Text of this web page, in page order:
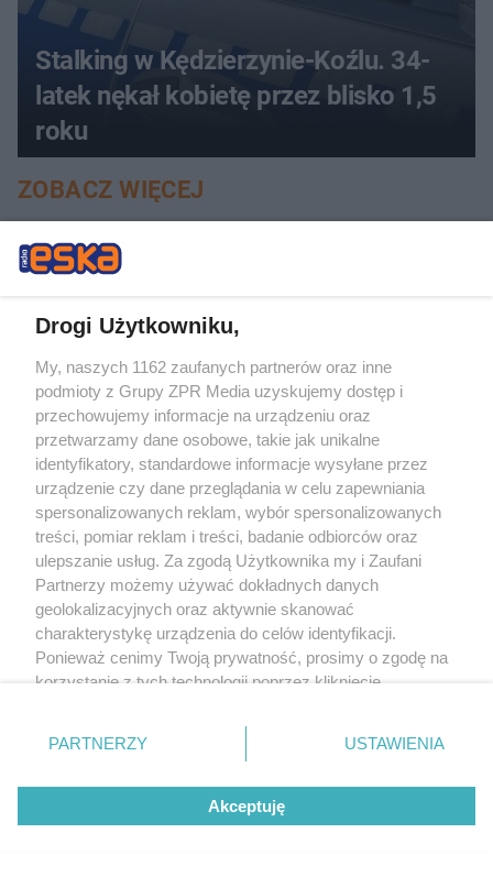
Stalking w Kędzierzynie-Koźlu. 34-
latek nękał kobietę przez blisko 1,5
roku
ZOBACZ WIĘCEJ
Żaden utwór zamieszczony w serwisie nie może być powielany i
Drogi Użytkowniku,
My, naszych 1162 zaufanych partnerów oraz inne
podmioty z Grupy ZPR Media uzyskujemy dostęp i
przechowujemy informacje na urządzeniu oraz
przetwarzamy dane osobowe, takie jak unikalne
identyfikatory, standardowe informacje wysyłane przez
urządzenie czy dane przeglądania w celu zapewniania
spersonalizowanych reklam, wybór spersonalizowanych
treści, pomiar reklam i treści, badanie odbiorców oraz
ulepszanie usług. Za zgodą Użytkownika my i Zaufani
Partnerzy możemy używać dokładnych danych
geolokalizacyjnych oraz aktywnie skanować
charakterystykę urządzenia do celów identyfikacji.
Ponieważ cenimy Twoją prywatność, prosimy o zgodę na
korzystanie z tych technologii poprzez kliknięcie
zmienić/wycofać klikając przycisk ustawień prywatności
znajdujący się w lewym dolnym rogu strony
rodzaje przetwarzania danych nie wymagają zgody
użytkownika, ale masz prawo sprzeciwić się takiemu
przetwarzaniu. Preferencje będą miały zastosowanie tylko
PARTNERZY USTAWIENIA
Akceptuję